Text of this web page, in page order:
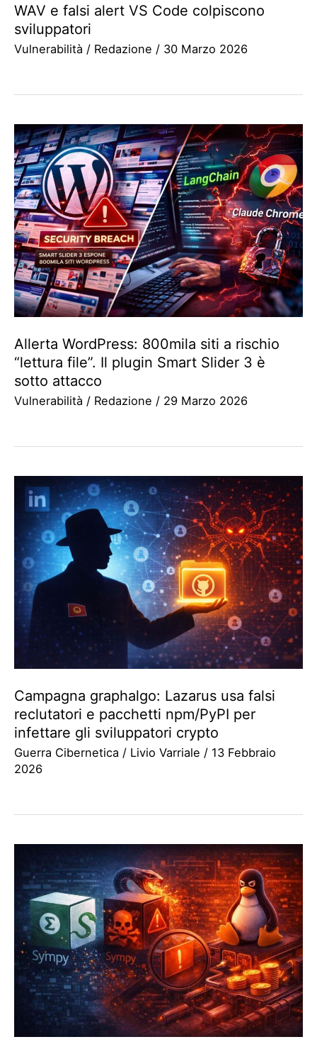
WAV e falsi alert VS Code colpiscono
sviluppatori
Vulnerabilità / Redazione / 30 Marzo 2026
Allerta WordPress: 800mila siti a rischio
“lettura file”. Il plugin Smart Slider 3 è
sotto attacco
Vulnerabilità / Redazione / 29 Marzo 2026
Campagna graphalgo: Lazarus usa falsi
reclutatori e pacchetti npm/PyPI per
infettare gli sviluppatori crypto
Guerra Cibernetica / Livio Varriale / 13 Febbraio
2026